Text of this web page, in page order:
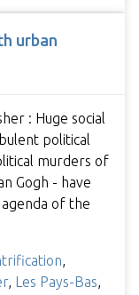
urban
: Huge social
political
murders of
Gogh - have
of the
, Les Pays-Bas